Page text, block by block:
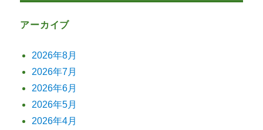
アーカイブ
2026年8月
2026年7月
2026年6月
2026年5月
2026年4月